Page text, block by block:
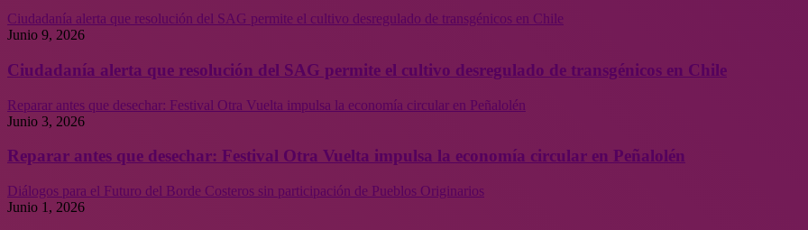
Ciudadanía alerta que resolución del SAG permite el cultivo desregulado de transgénicos en Chile
Junio 9, 2026
Ciudadanía alerta que resolución del SAG permite el cultivo desregulado de transgénicos en Chile
Reparar antes que desechar: Festival Otra Vuelta impulsa la economía circular en Peñalolén
Junio 3, 2026
Reparar antes que desechar: Festival Otra Vuelta impulsa la economía circular en Peñalolén
Diálogos para el Futuro del Borde Costeros sin participación de Pueblos Originarios
Junio 1, 2026